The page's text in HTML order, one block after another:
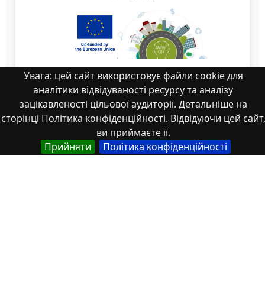
Увага: цей сайт використовує файли cookie для
аналітики відвідуваності ресурсу та аналізу
зацікавленості цільової аудиторії. Детальніше на
сторінці Політика конфіденційності. Відвідуючи цей сайт,
ви приймаєте її.
Прийняти
Політика конфіденційності
54